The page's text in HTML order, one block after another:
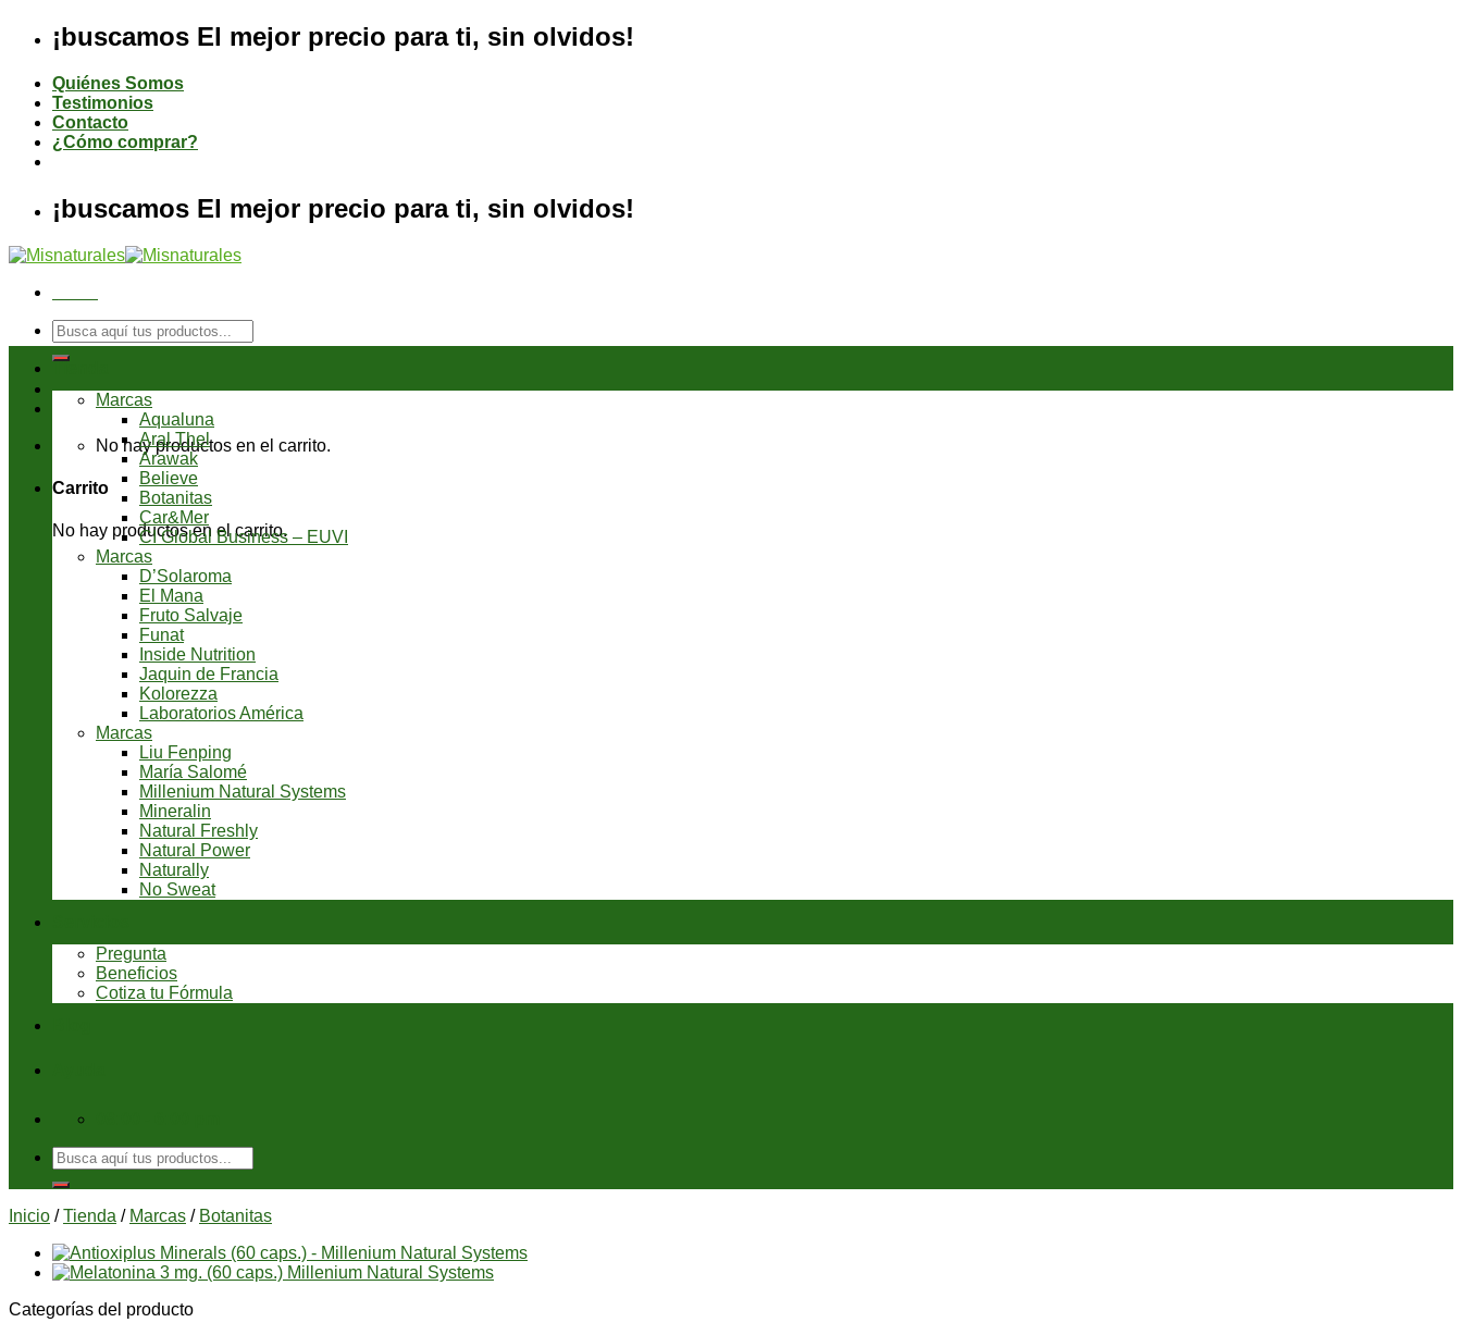
¡buscamos El mejor precio para ti, sin olvidos!
Quiénes Somos
Testimonios
Contacto
¿Cómo comprar?
¡buscamos El mejor precio para ti, sin olvidos!
Buscar
por:
No hay productos en el carrito.
Carrito
No hay productos en el carrito.
Marcas
Aqualuna
Aral Thel
Arawak
Believe
Botanitas
Car&Mer
CI Global Business – EUVI
Marcas
D’Solaroma
El Mana
Fruto Salvaje
Funat
Inside Nutrition
Jaquin de Francia
Kolorezza
Laboratorios América
Marcas
Liu Fenping
María Salomé
Millenium Natural Systems
Mineralin
Natural Freshly
Natural Power
Naturally
No Sweat
Pregunta
Beneficios
Cotiza tu Fórmula
Buscar
por:
Inicio / Tienda / Marcas / Botanitas
Categorías del producto